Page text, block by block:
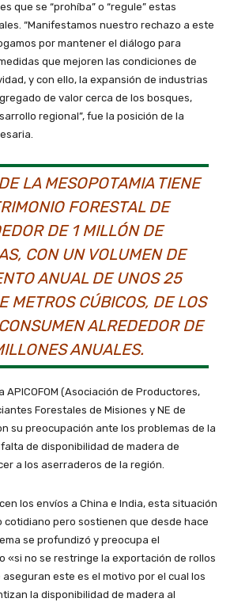
que se “prohíba” o “regule” estas
“Manifestamos nuestro rechazo a este
por mantener el diálogo para
que mejoren las condiciones de
y con ello, la expansión de industrias
de valor cerca de los bosques,
regional”, fue la posición de la
LA MESOPOTAMIA TIENE
FORESTAL DE
DE 1 MILLÓN DE
CON UN VOLUMEN DE
ANUAL DE UNOS 25
METROS CÚBICOS, DE LOS
ALREDEDOR DE
ANUALES.
APICOFOM (Asociación de Productores,
Forestales de Misiones y NE de
su preocupación ante los problemas de la
de disponibilidad de madera de
a los aserraderos de la región.
los envíos a China e India, esta situación
cotidiano pero sostienen que desde hace
se profundizó y preocupa el
«si no se restringe la exportación de rollos
este es el motivo por el cual los
la disponibilidad de madera al